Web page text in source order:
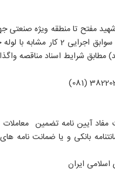
مفتح تا منطقه ویژه صنعتی
بانکی و یا ضمانت نامه